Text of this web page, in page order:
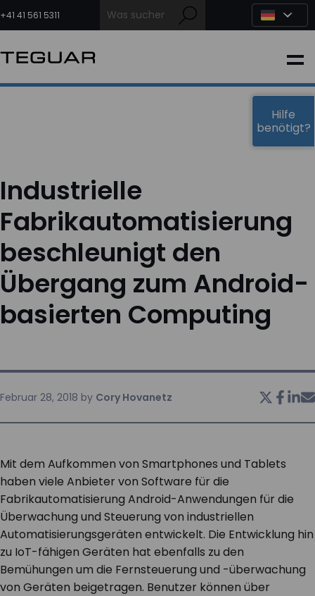
Inhalt
springen
+41 41 561 5311
INDUSTRIE
OEM LÖSUNGEN
DIENSTLEISTUNGEN & SUPPORT
Industrielle
Fabrikautomatisierung
beschleunigt den
Übergang zum Android-
basierten Computing
Februar 28, 2018 by Cory Hovanetz
Mit dem Aufkommen von Smartphones und Tablets
haben viele Anbieter von Software für die
Fabrikautomatisierung Android-Anwendungen für die
Überwachung und Steuerung von industriellen
Automatisierungsgeräten entwickelt. Die Entwicklung hin
zu IoT-fähigen Geräten hat ebenfalls zu den
Bemühungen um die Fernsteuerung und -überwachung
von Geräten beigetragen. Benutzer können über
Hilfe
benötigt?